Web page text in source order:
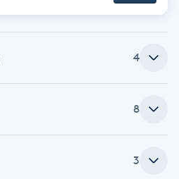
4
8
3